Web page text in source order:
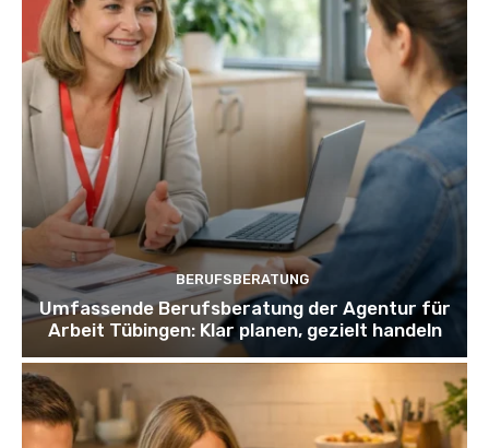
BERUFSBERATUNG
Umfassende Berufsberatung der Agentur für
Arbeit Tübingen: Klar planen, gezielt handeln